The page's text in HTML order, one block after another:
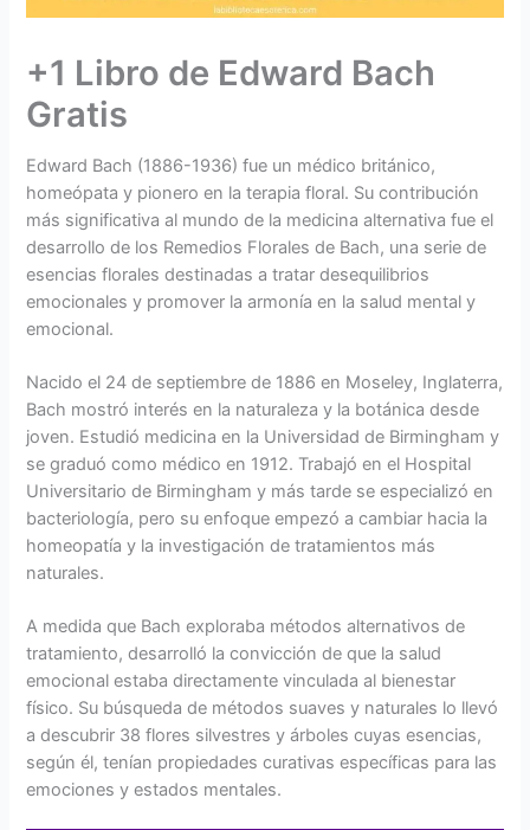
+1 Libro de Edward Bach
Gratis
Edward Bach (1886-1936) fue un médico británico,
homeópata y pionero en la terapia floral. Su contribución
más significativa al mundo de la medicina alternativa fue el
desarrollo de los Remedios Florales de Bach, una serie de
esencias florales destinadas a tratar desequilibrios
emocionales y promover la armonía en la salud mental y
emocional.
Nacido el 24 de septiembre de 1886 en Moseley, Inglaterra,
Bach mostró interés en la naturaleza y la botánica desde
joven. Estudió medicina en la Universidad de Birmingham y
se graduó como médico en 1912. Trabajó en el Hospital
Universitario de Birmingham y más tarde se especializó en
bacteriología, pero su enfoque empezó a cambiar hacia la
homeopatía y la investigación de tratamientos más
naturales.
A medida que Bach exploraba métodos alternativos de
tratamiento, desarrolló la convicción de que la salud
emocional estaba directamente vinculada al bienestar
físico. Su búsqueda de métodos suaves y naturales lo llevó
a descubrir 38 flores silvestres y árboles cuyas esencias,
según él, tenían propiedades curativas específicas para las
emociones y estados mentales.